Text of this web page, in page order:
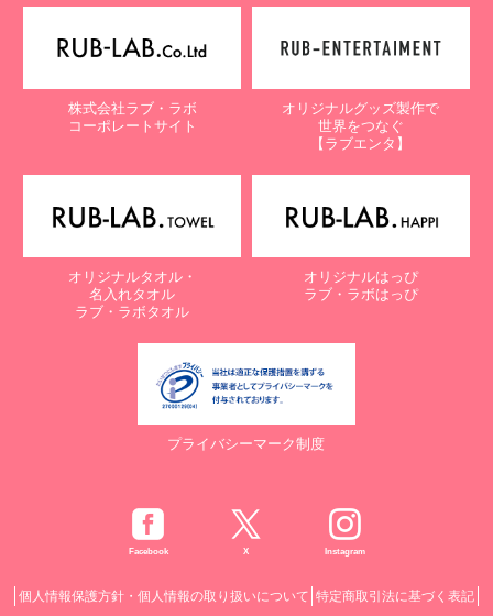
株式会社ラブ・ラボ
コーポレートサイト
オリジナルグッズ製作で
世界をつなぐ
【ラブエンタ】
オリジナルタオル・
名入れタオル
ラブ・ラボタオル
オリジナルはっぴ
ラブ・ラボはっぴ
プライバシーマーク制度
Facebook X Instagram
個人情報保護方針・個人情報の取り扱いについて 特定商取引法に基づく表記